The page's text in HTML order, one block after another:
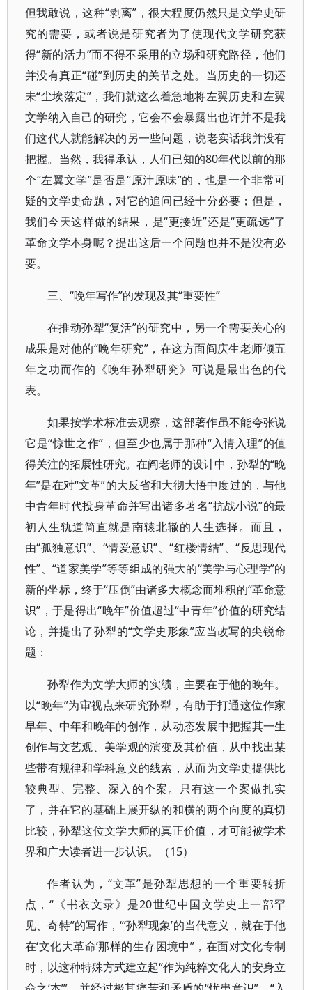
但我敢说，这种“剥离”，很大程度仍然只是文学史研
究的需要，或者说是研究者为了使现代文学研究获
得“新的活力”而不得不采用的立场和研究路径，他们
并没有真正“碰”到历史的关节之处。当历史的一切还
未“尘埃落定”，我们就这么着急地将左翼历史和左翼
文学纳入自己的研究，它会不会暴露出也许并不是我
们这代人就能解决的另一些问题，说老实话我并没有
把握。当然，我得承认，人们已知的80年代以前的那
个“左翼文学”是否是“原汁原味”的，也是一个非常可
疑的文学史命题，对它的追问已经十分必要；但是，
我们今天这样做的结果，是“更接近”还是“更疏远”了
革命文学本身呢？提出这后一个问题也并不是没有必
要。
三、“晚年写作”的发现及其“重要性”
在推动孙犁“复活”的研究中，另一个需要关心的
成果是对他的“晚年研究”，在这方面阎庆生老师倾五
年之功而作的《晚年孙犁研究》可说是最出色的代
表。
如果按学术标准去观察，这部著作虽不能夸张说
它是“惊世之作”，但至少也属于那种“入情入理”的值
得关注的拓展性研究。在阎老师的设计中，孙犁的“晚
年”是在对“文革”的大反省和大彻大悟中度过的，与他
中青年时代投身革命并写出诸多著名“抗战小说”的最
初人生轨道简直就是南辕北辙的人生选择。而且，
由“孤独意识”、“情爱意识”、“红楼情结”、“反思现代
性”、“道家美学”等等组成的强大的“美学与心理学”的
新的坐标，终于“压倒”由诸多大概念而堆积的“革命意
识”，于是得出“晚年”价值超过“中青年”价值的研究结
论，并提出了孙犁的“文学史形象”应当改写的尖锐命
题：
孙犁作为文学大师的实绩，主要在于他的晚年。
以“晚年”为审视点来研究孙犁，有助于打通这位作家
早年、中年和晚年的创作，从动态发展中把握其一生
创作与文艺观、美学观的演变及其价值，从中找出某
些带有规律和学科意义的线索，从而为文学史提供比
较典型、完整、深入的个案。只有这一个案做扎实
了，并在它的基础上展开纵的和横的两个向度的真切
比较，孙犁这位文学大师的真正价值，才可能被学术
界和广大读者进一步认识。（15）
作者认为，“文革”是孙犁思想的一个重要转折
点，“《书衣文录》是20世纪中国文学史上一部罕
见、奇特”的写作，“‘孙犁现象’的当代意义，就在于他
在‘文化大革命’那样的生存困境中”，在面对文化专制
时，以这种特殊方式建立起“作为纯粹文化人的安身立